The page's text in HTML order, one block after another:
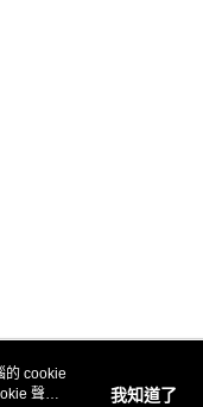
的 cookie
聲明
我知道了